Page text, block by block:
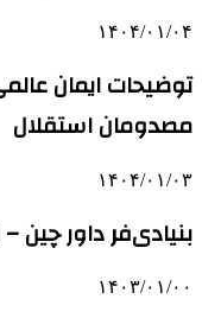
۱۴۰۴/۰۱/۰۴
توضیحات ایمان
مصدومان استقلال
۱۴۰۴/۰۱/۰۳
بنیادی‌فر داور چین
۱۴۰۳/۰۱/۰۰